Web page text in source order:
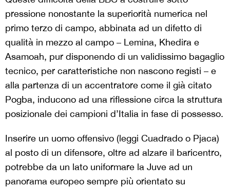
pressione nonostante la superiorità numerica nel
primo terzo di campo, abbinata ad un difetto di
qualità in mezzo al campo – Lemina, Khedira e
Asamoah, pur disponendo di un validissimo bagaglio
tecnico, per caratteristiche non nascono registi – e
alla partenza di un accentratore come il già citato
Pogba, inducono ad una riflessione circa la struttura
posizionale dei campioni d’Italia in fase di possesso.
Inserire un uomo offensivo (leggi Cuadrado o Pjaca)
al posto di un difensore, oltre ad alzare il baricentro,
potrebbe da un lato uniformare la Juve ad un
panorama europeo sempre più orientato su